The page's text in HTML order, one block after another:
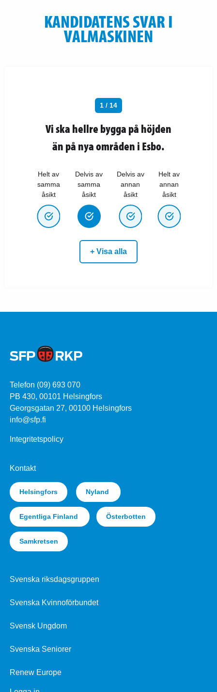
KANDIDATENS SVAR I
VALMASKINEN
1 / 14
Vi ska hellre bygga på höjden
än på nya områden i Esbo.
Helt av
samma
åsikt
Delvis av
samma
åsikt
Delvis av
annan
åsikt
Helt av
annan
åsikt
+ Visa alla
Telefon (09) 693 070
PB 430, 00101 Helsingfors
Georgsgatan 27, 00100 Helsingfors
info@sfp.fi
Integritetspolicy
Kontakt
Helsingfors Nyland
Egentliga Finland Österbotten
Samkretsen
Svenska riksdagsgruppen
Svenska Kvinnoförbundet
Svensk Ungdom
Svenska Seniorer
Renew Europe